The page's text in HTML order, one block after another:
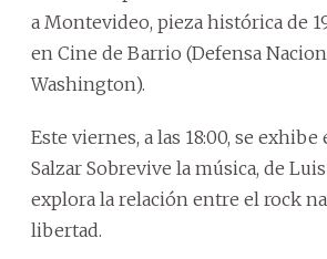
a Montevideo, pieza histórica de
en Cine de Barrio (Defensa
Washington).
Este viernes, a las 18:00, se exhibe
Salzar Sobrevive la música, de
explora la relación entre el rock
libertad.